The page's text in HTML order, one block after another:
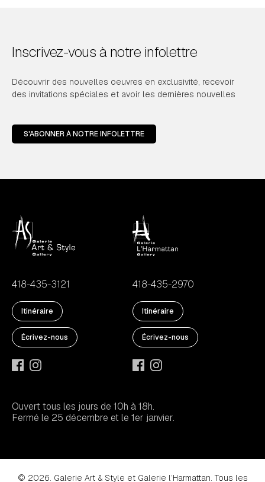
Inscrivez-vous à notre infolettre
Découvrir des nouvelles oeuvres en exclusivité, recevoir
des invitations spéciales et avoir les dernières nouvelles
S'ABONNER À NOTRE INFOLETTRE
418-435-3121
Itinéraire
Écrivez-nous
418-435-2970
Itinéraire
Écrivez-nous
Ouvert tous les jours de 10h à 18h.
Fermé le 25 décembre et le 1er janvier.
© 2026. Galerie Art & Style et Galerie l’Harmattan. Tous les